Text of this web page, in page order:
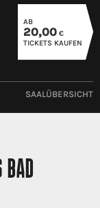
AB
20,00 €
TICKETS KAUFEN
SAALÜBERSICHT
BAD